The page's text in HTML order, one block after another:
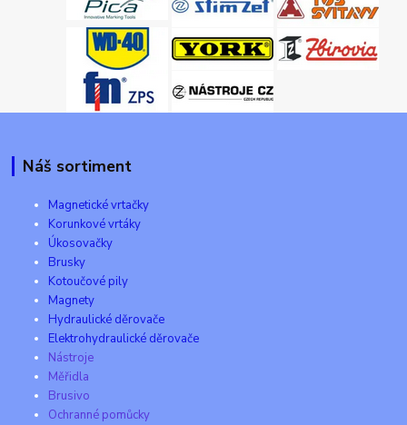
Náš sortiment
Magnetické vrtačky
Korunkové vrtáky
Úkosovačky
Brusky
Kotoučové pily
Magnety
Hydraulické děrovače
Elektrohydraulické děrovače
Nástroje
Měřidla
Brusivo
Ochranné pomůcky